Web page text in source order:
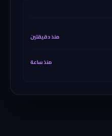
منذ دقيقتين
منذ ساعة